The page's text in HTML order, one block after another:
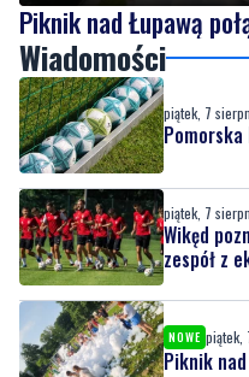
Piknik nad Łupawą
Wiadomości
piątek, 7
piątek, 7
Wikęd
zespół z
NOWE piątek,
Piknik nad